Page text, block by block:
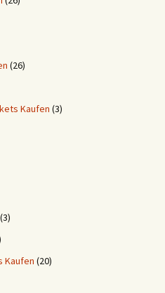
(26)
Kaufen (3)
(3)
Kaufen (20)